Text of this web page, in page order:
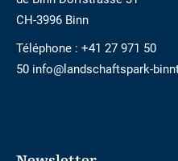
CH-3996 Binn
Téléphone : +41 27 971 50
50 info@landschaftspark-